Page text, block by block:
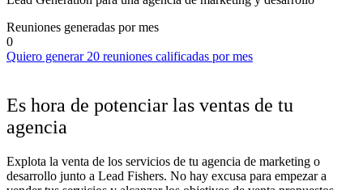
Reuniones generadas por mes
0
Quiero generar 20 reuniones calificadas por mes
Es hora de potenciar las ventas de tu
agencia
Explota la venta de los servicios de tu agencia de marketing o
desarrollo junto a Lead Fishers. No hay excusa para empezar a